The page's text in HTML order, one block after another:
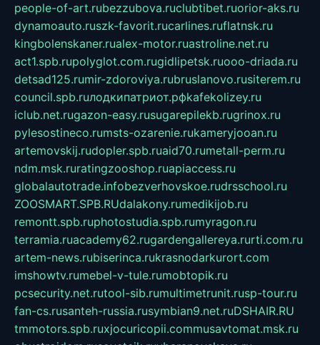
people-of-art.rubezzubova.ruclubtibet.ruorior-aks.ru
dynamoauto.ruszk-favorit.rucarlines.ruflatnsk.ru
kingbolenskaner.rualex-motor.ruastroline.net.ru
act1.spb.rupolyglot.com.rugidlipetsk.ruooo-driada.ru
detsad125.rumir-zdoroviya.rubruslanovo.rusiterem.ru
council.spb.ruлодкипатриот.рфkafekolizey.ru
iclub.net.rugazon-easy.rusugarepilekb.rugrinox.ru
pylesostineco.rumsts-ozarenie.rukameryjooan.ru
artemovskij.rudopler.spb.ruaid70.rumetall-perm.ru
ndm.msk.ruratingzooshop.ruapiaccess.ru
globalautotrade.infobezverhovskoe.rudrsschool.ru
ZOOSMART.SPB.RUdalakony.rumedikijob.ru
remontt.spb.ruphotostudia.spb.rumyragon.ru
terramia.ruacademy62.rugardengallereya.rurti.com.ru
artem-news.rubiserinca.rukrasnodarkurort.com
imshowtv.rumebel-v-tule.rumobtopik.ru
pcsecurity.net.rutool-sib.rumultimetrunit.rusp-tour.ru
fan-cs.rusanteh-russia.rusymbian9.net.ruDSHAIR.RU
tmmotors.spb.ruxjocuricopii.commusavtomat.msk.ru